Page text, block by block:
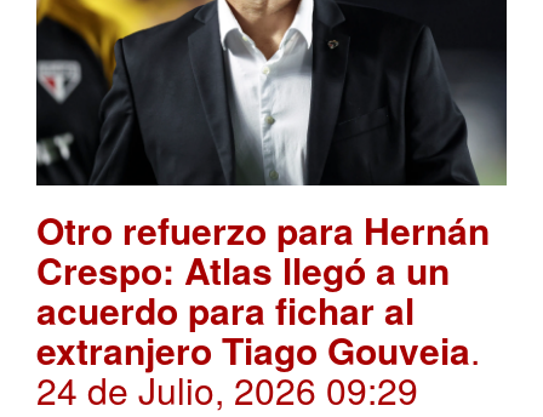
Otro refuerzo para Hernán
Crespo: Atlas llegó a un
acuerdo para fichar al
extranjero Tiago Gouveia.
24 de Julio, 2026 09:29